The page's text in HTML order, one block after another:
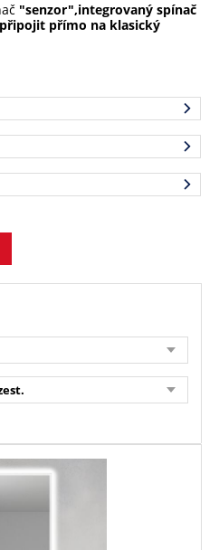
"senzor",integrovaný spínač
připojit přímo na klasický